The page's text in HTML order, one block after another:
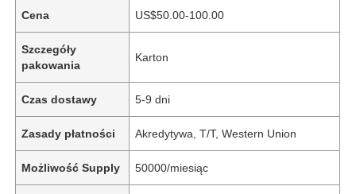
Cena US$50.00-100.00
Szczegóły
pakowania
Karton
Czas dostawy 5-9 dni
Zasady płatności Akredytywa, T/T, Western Union
Możliwość Supply 50000/miesiąc